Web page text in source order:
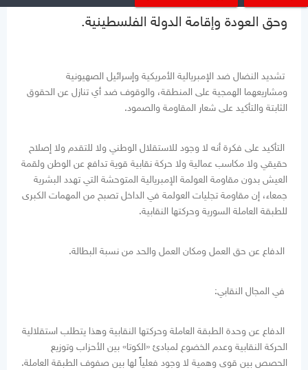
وحق العودة وإقامة الدولة الفلسطينية.
تشديد النضال ضد الإمبريالية الأمريكية وإسرائيل الصهيونية
ومشاريعهما الهمجية على المنطقة، والوقوف ضد أي تنازل عن الحقوق
الثابتة والتأكيد على شعار المقاومة والصمود.
التأكيد على فكرة أنه لا وجود للاستقلال الوطني ولا للتقدم ولا إصلاح
حقيقي ولا مكاسب عمالية ولا حركة نقابية قوية تدافع عن الوطن ولقمة
العيش بدون مقاومة العولمة الإمبريالية المتوحشة التي تهدد البشرية
جمعاء، إن مقاومة تجليات العولمة في الداخل تصبح من المهمات الكبرى
للطبقة العاملة السورية وحركتها النقابية.
الدفاع عن حق العمل ومكان العمل والحد من نسبة البطالة.
في المجال النقابي:
الدفاع عن وحدة الطبقة العاملة وحركتها النقابية وهذا يتطلب استقلالية
الحركة النقابية وعدم الخضوع لمبادئ «الكوتا» بين الأحزاب وتوزيع
الحصص بين قوى وهمية لا وجود فعلياً لها بين صفوف الطبقة العاملة.